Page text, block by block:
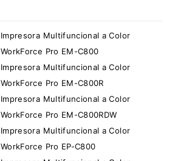
Impresora Multifuncional a Color
WorkForce Pro EM-C800
Impresora Multifuncional a Color
WorkForce Pro EM-C800R
Impresora Multifuncional a Color
WorkForce Pro EM-C800RDW
Impresora Multifuncional a Color
WorkForce Pro EP-C800